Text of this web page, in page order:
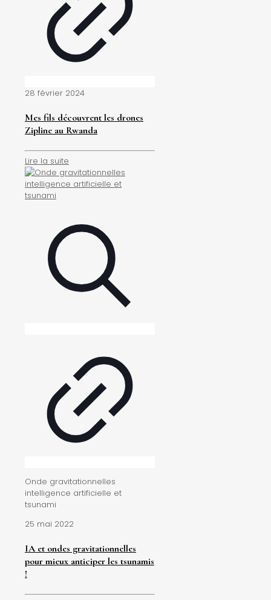
28 février 2024
Mes fils découvrent les drones
Zipline au Rwanda
Lire la suite
Onde gravitationnelles
intelligence artificielle et
tsunami
25 mai 2022
IA et ondes gravitationnelles
pour mieux anticiper les tsunamis
!